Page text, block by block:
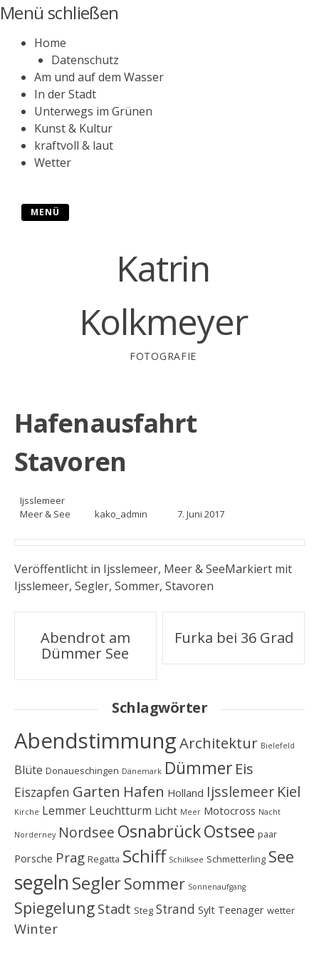
Zum
springen
Menü schließen
Home
Datenschutz
Am und auf dem Wasser
In der Stadt
Unterwegs im Grünen
Kunst & Kultur
kraftvoll & laut
Wetter
Katrin
Kolkmeyer
FOTOGRAFIE
MENÜ
Hafenausfahrt
Stavoren
Ijsslemeer
Meer & See
kako_admin 7. Juni 2017
Veröffentlicht in Ijsslemeer, Meer & SeeMarkiert mit
Ijsslemeer, Segler, Sommer, Stavoren
Artikel-
Navigation
Abendrot am
Dümmer See
Furka bei 36 Grad
Schlagwörter
AbendstimmungArchitektur Bielefeld
Blüte Donaueschingen Dänemark Dümmer Eis
Eiszapfen Garten Hafen Holland Ijsslemeer Kiel
Kirche Lemmer Leuchtturm Licht Meer Motocross Nacht
Norderney Nordsee OsnabrückOstsee paar
Porsche Prag Regatta Schiff Schilksee Schmetterling See
segeln SeglerSommer Sonnenaufgang
Spiegelung Stadt Steg Strand Sylt Teenager wetter
Winter